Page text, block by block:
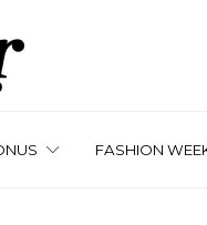
FASHION